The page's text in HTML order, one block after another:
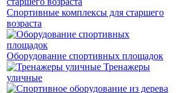
Спортивные комплексы для старшего
возраста
Оборудование спортивных площадок
Тренажеры
уличные